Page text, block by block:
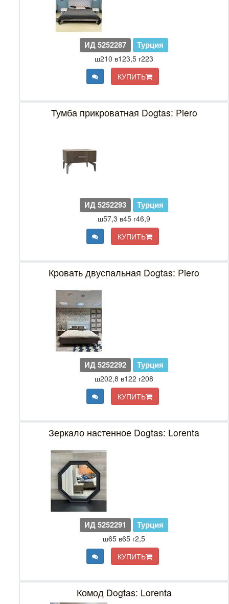
ИД 5252287 Турция
ш210 в123,5 г223
КУПИТЬ
Тумба прикроватная Dogtas: Piero
ИД 5252293 Турция
ш57,3 в45 г46,9
КУПИТЬ
Кровать двуспальная Dogtas: Piero
ИД 5252292 Турция
ш202,8 в122 г208
КУПИТЬ
Зеркало настенное Dogtas: Lorenta
ИД 5252291 Турция
ш65 в65 г2,5
КУПИТЬ
Комод Dogtas: Lorenta